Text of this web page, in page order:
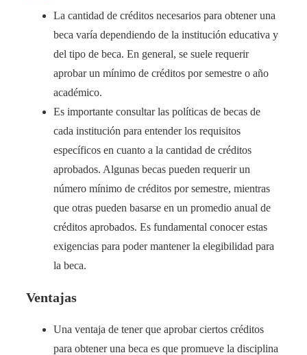
La cantidad de créditos necesarios para obtener una
beca varía dependiendo de la institución educativa y
del tipo de beca. En general, se suele requerir
aprobar un mínimo de créditos por semestre o año
académico.
Es importante consultar las políticas de becas de
cada institución para entender los requisitos
específicos en cuanto a la cantidad de créditos
aprobados. Algunas becas pueden requerir un
número mínimo de créditos por semestre, mientras
que otras pueden basarse en un promedio anual de
créditos aprobados. Es fundamental conocer estas
exigencias para poder mantener la elegibilidad para
la beca.
Ventajas
Una ventaja de tener que aprobar ciertos créditos
para obtener una beca es que promueve la disciplina